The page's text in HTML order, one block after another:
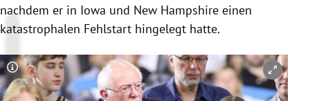
nachdem er in Iowa und New Hampshire einen
katastrophalen Fehlstart hingelegt hatte.
Copyright-Hinweis öffnen/schließen